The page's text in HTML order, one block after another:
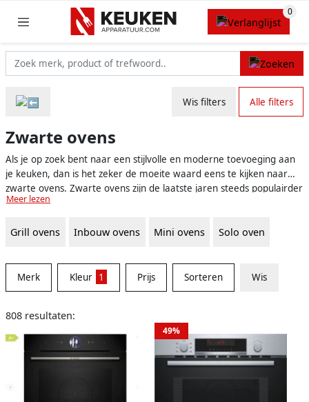
Wis filters Alle filters
Zwarte ovens
Als je op zoek bent naar een stijlvolle en moderne toevoeging aan
je keuken, dan is het zeker de moeite waard eens te kijken naar
zwarte ovens. Zwarte ovens zijn de laatste jaren steeds populairder
geworden en dat is niet zonder reden. Ze geven je keuken een
bij vrijwel iedere keukenstijl. Bovendien combineert de kleur zwart
tijdloze keuze is. Maar naast de uitstraling, zijn er nog meer
redenen waarom je zou kunnen kiezen voor een zwarte oven.
Meer lezen
Grill ovens Inbouw ovens Mini ovens Solo oven
Merk Kleur 1 Prijs Sorteren Wis
808 resultaten:
49%